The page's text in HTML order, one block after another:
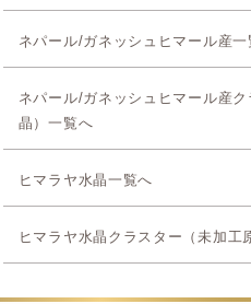
ネパール/ガネッシュヒマール産一
ネパール/ガネッシュヒマール産
晶）一覧へ
ヒマラヤ水晶一覧へ
ヒマラヤ水晶クラスター（未加工